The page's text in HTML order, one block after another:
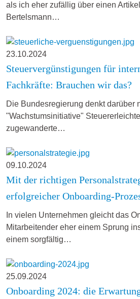
als ich eher zufällig über einen
Bertelsmann…
23.10.2024
Steuervergünstigungen für
Fachkräfte: Brauchen wir das?
Die Bundesregierung denkt darüber
"Wachstumsinitiative"
zugewanderte…
09.10.2024
Mit der richtigen
erfolgreicher Onboarding-
In vielen Unternehmen gleicht das
Mitarbeitender eher einem Sprung
einem sorgfältig…
25.09.2024
Onboarding 2024: die